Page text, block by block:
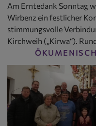
Am Erntedank Sonntag
Wirbenz ein festlicher
stimmungsvolle
Kirchweih („Kirwa“).